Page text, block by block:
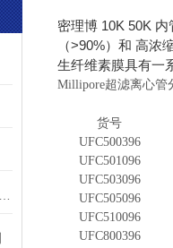
密理博 10K 50K
（>90%）和 高
生纤维素膜具有一
Millipore超滤离心管
货号
UFC500396
UFC501096
UFC503096
UFC505096
UFC510096
UFC800396